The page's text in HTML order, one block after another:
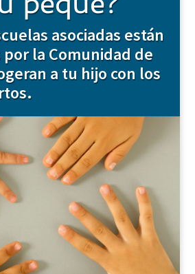
asociadas están
la Comunidad de
a tu hijo con los